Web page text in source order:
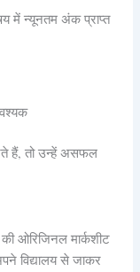
में न्यूनतम अंक प्राप्त
हैं, तो उन्हें असफल
ओरिजिनल मार्कशीट
विद्यालय से जाकर